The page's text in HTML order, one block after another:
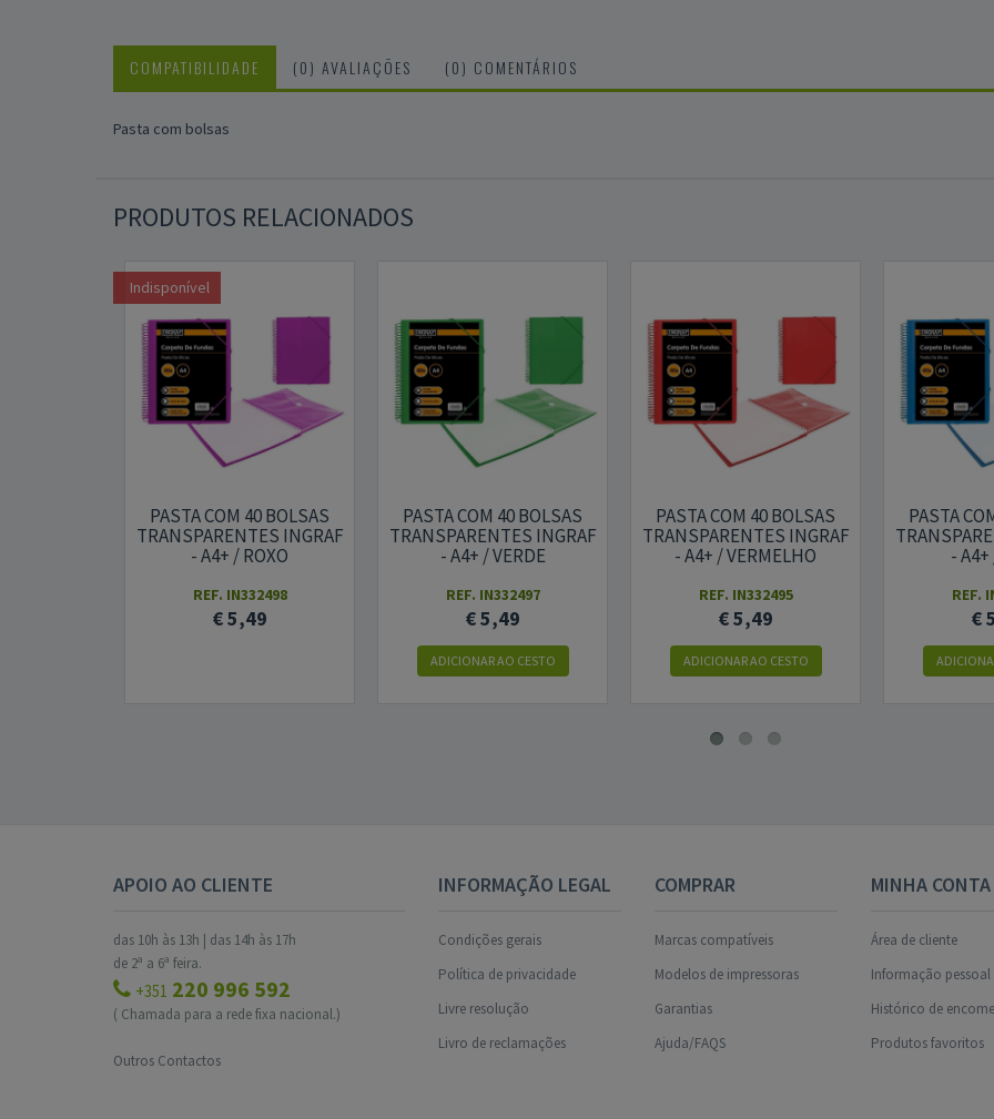
COMPATIBILIDADE (0) AVALIAÇÕES (0) COMENTÁRIOS
Pasta com bolsas
PRODUTOS RELACIONADOS
Indisponível
PASTA COM 40 BOLSAS
TRANSPARENTES INGRAF
- A4+ / ROXO
REF. IN332498
€ 5,49
PASTA COM 40 BOLSAS
TRANSPARENTES INGRAF
- A4+ / VERDE
REF. IN332497
€ 5,49
ADICIONAR AO CESTO
PASTA COM 40 BOLSAS
TRANSPARENTES INGRAF
- A4+ / VERMELHO
REF. IN332495
€ 5,49
ADICIONAR AO CESTO
PASTA
-
REF.
€
APOIO AO CLIENTE
das 10h às 13h | das 14h às 17h
de 2ª a 6ª feira.
+351 220 996 592
( Chamada para a rede fixa nacional.)
Outros Contactos
INFORMAÇÃO LEGAL
Condições gerais
Política de privacidade
Livre resolução
Livro de reclamações
COMPRAR
Marcas compatíveis
Modelos de impressoras
Garantias
Ajuda/FAQS
MINHA CONTA
Área de cliente
Informação pessoal
Histórico de
Produtos favoritos